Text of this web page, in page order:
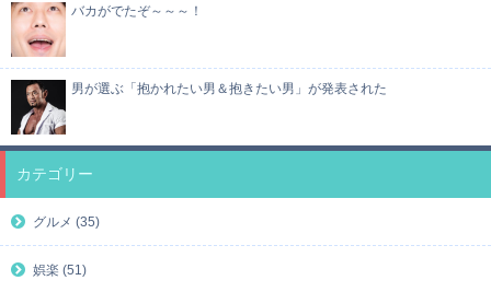
バカがでたぞ～～～！
男が選ぶ「抱かれたい男＆抱きたい男」が発表された
カテゴリー
グルメ (35)
娯楽 (51)